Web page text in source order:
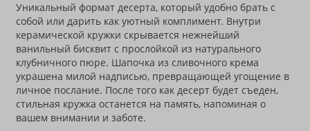
Уникальный формат десерта, который удобно брать с
собой или дарить как уютный комплимент. Внутри
керамической кружки скрывается нежнейший
ванильный бисквит с прослойкой из натурального
клубничного пюре. Шапочка из сливочного крема
украшена милой надписью, превращающей угощение в
личное послание. После того как десерт будет съеден,
стильная кружка останется на память, напоминая о
вашем внимании и заботе.